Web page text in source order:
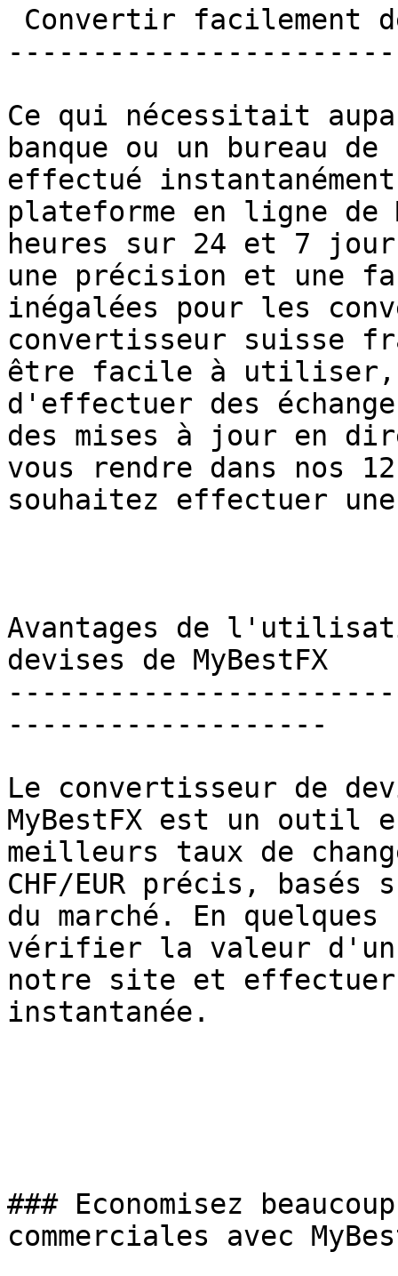
Ce qui nécessitait
banque ou un bureau
effectué
plateforme en ligne de
heures sur 24 et 7
une précision et
inégalées pour les
convertisseur suisse
être facile à utiliser,
d'effectuer des
des mises à jour en
vous rendre dans nos
souhaitez effectuer
Avantages de
devises de MyBestFX
-------------------
Le convertisseur de
MyBestFX est un outil
meilleurs taux de
CHF/EUR précis,
du marché. En quelques
vérifier la valeur d'un
notre site et effectuer
instantanée.
### Economisez
commerciales avec